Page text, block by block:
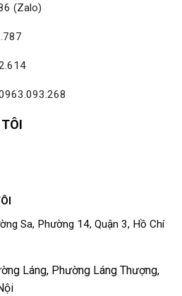
(Zalo)
Sa, Phường 14, Quận 3, Hồ Chí
Láng, Phường Láng Thượng,